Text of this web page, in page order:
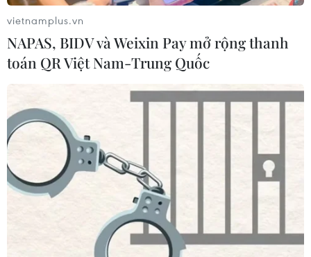
nghiệp 'nhỏ mà không yếu'
Với hơn 97% doanh nghiệp Việt Nam là nhỏ và vừa,
việc tham gia vào CPTPP theo các chuyên gia sẽ có
nhiều tác động lớn đến khu vực doanh nghiệp này.
vietnamplus.vn
NAPAS, BIDV và Weixin Pay mở rộng thanh
toán QR Việt Nam-Trung Quốc